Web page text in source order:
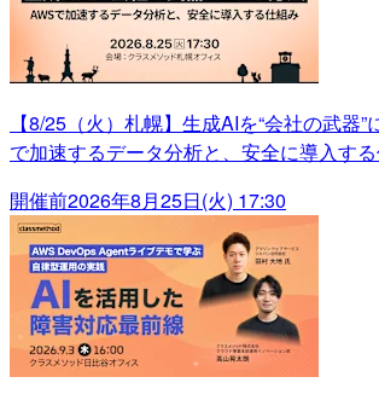
【8/25（火）札幌】生成AIを“会社の武器
で加速するデータ分析と、安全に導入す
開催前2026年8月25日(火) 17:30